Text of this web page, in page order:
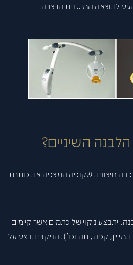
לתוצאה המיטבית הרצויה.
השיניים?
שכבה חיצונית שקופה המצפה את כותרת
יתבצע ניקוי של כתמים אשר קיימים
יין, קפה, תה וכו'). הניקוי יתבצע על